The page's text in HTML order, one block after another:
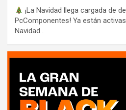
¡La Navidad llega cargada de
PcComponentes! Ya están
Navidad…